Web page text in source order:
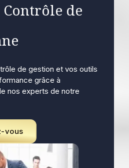
Contrôle de
de gestion et vos outils
grâce à
nos experts de notre
vous